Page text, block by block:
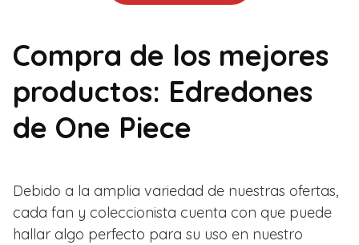
Compra de los mejores
productos: Edredones
de One Piece
Debido a la amplia variedad de nuestras ofertas,
cada fan y coleccionista cuenta con que puede
hallar algo perfecto para su uso en nuestro